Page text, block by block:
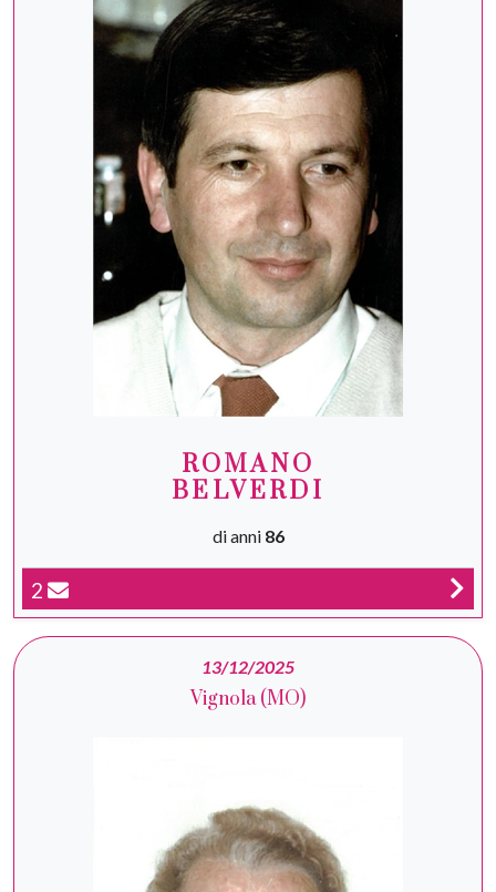
ROMANO
BELVERDI
di anni 86
2
13/12/2025
Vignola (MO)